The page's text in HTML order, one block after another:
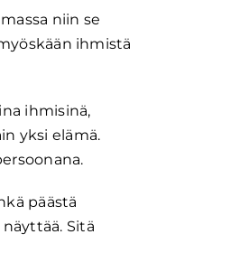
niin se
ihmistä
ihmisinä,
yksi elämä.
päästä
Sitä